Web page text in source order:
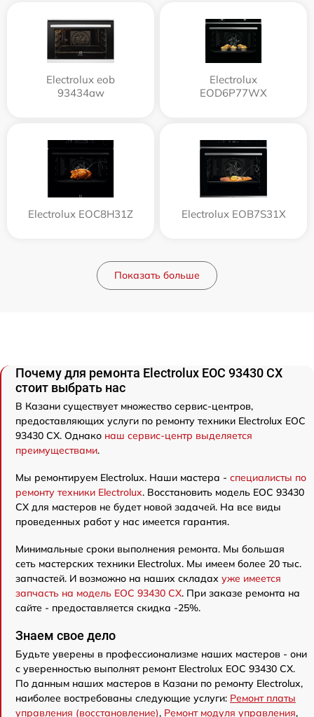
Electrolux eob
93434aw
Electrolux
EOD6P77WX
Electrolux EOC8H31Z Electrolux EOB7S31X
Показать больше
Почему для ремонта Electrolux EOC 93430 CX
стоит выбрать нас
В Казани существует множество сервис-центров,
предоставляющих услуги по ремонту техники Electrolux EOC
93430 CX. Однако наш сервис-центр выделяется
преимуществами.
Мы ремонтируем Electrolux. Наши мастера - специалисты по
ремонту техники Electrolux. Восстановить модель EOC 93430
CX для мастеров не будет новой задачей. На все виды
проведенных работ у нас имеется гарантия.
Минимальные сроки выполнения ремонта. Мы большая
сеть мастерских техники Electrolux. Мы имеем более 20 тыс.
запчастей. И возможно на наших складах уже имеется
запчасть на модель EOC 93430 CX. При заказе ремонта на
сайте - предоставляется скидка -25%.
Знаем свое дело
Будьте уверены в профессионализме наших мастеров - они
с уверенностью выполнят ремонт Electrolux EOC 93430 CX.
По данным наших мастеров в Казани по ремонту Electrolux,
наиболее востребованы следующие услуги: Ремонт платы
управления (восстановление), Ремонт модуля управления,